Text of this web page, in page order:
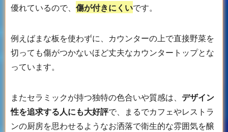
優れているので、 傷が付きにくいです。
例えばまな板を使わずに、カウンターの上で直接野菜を
切っても傷がつかないほど丈夫なカウンタートップとな
っています。
またセラミックが持つ独特の色合いや質感は、 デザイン
性を追求する人にも大好評で、まるでカフェやレストラ
ンの厨房を思わせるようなお洒落で衛生的な雰囲気を醸